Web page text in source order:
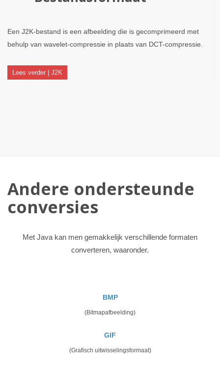
Een J2K-bestand is een afbeelding die is gecomprimeerd met
behulp van wavelet-compressie in plaats van DCT-compressie.
Lees verder | J2K
Andere ondersteunde
conversies
Met Java kan men gemakkelijk verschillende formaten
converteren, waaronder.
BMP
(Bitmapafbeelding)
GIF
(Grafisch uitwisselingsformaat)